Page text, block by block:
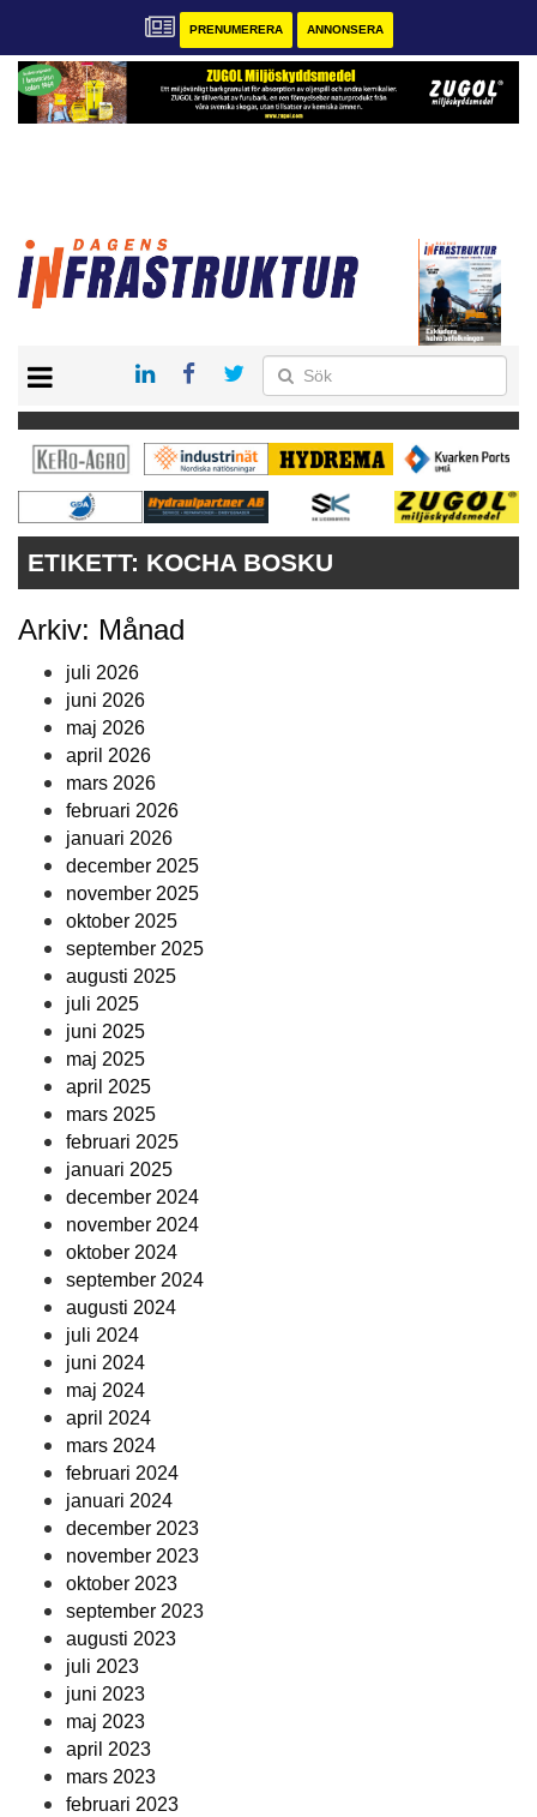
PRENUMERERA ANNONSERA
KONTAKT
VÅRA ANDRA MAGASIN
PRENUMERERA
ANNONSERA
ETIKETT: KOCHA BOSKU
Arkiv: Månad
juli 2026
juni 2026
maj 2026
april 2026
mars 2026
februari 2026
januari 2026
december 2025
november 2025
oktober 2025
september 2025
augusti 2025
juli 2025
juni 2025
maj 2025
april 2025
mars 2025
februari 2025
januari 2025
december 2024
november 2024
oktober 2024
september 2024
augusti 2024
juli 2024
juni 2024
maj 2024
april 2024
mars 2024
februari 2024
januari 2024
december 2023
november 2023
oktober 2023
september 2023
augusti 2023
juli 2023
juni 2023
maj 2023
april 2023
mars 2023
februari 2023